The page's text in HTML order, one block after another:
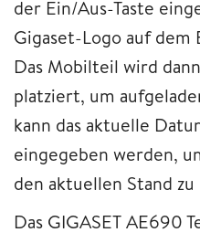
der Ein/Aus-Taste
Gigaset-Logo auf
Das Mobilteil wird
platziert, um
kann das aktuelle
eingegeben werden,
den aktuellen Stand
Das GIGASET AE690